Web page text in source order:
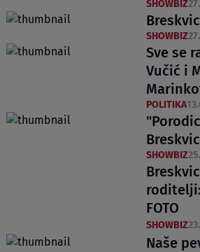
SHOWBIZ
SHOWBIZ
Sve se
Vučić i
POLITIKA
SHOWBIZ
FOTO
SHOWBIZ
Naše